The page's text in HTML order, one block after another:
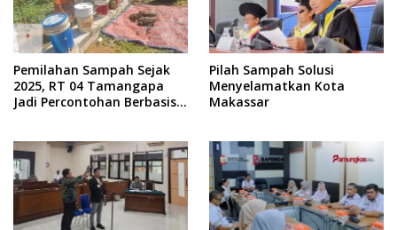
Pemilahan Sampah Sejak
2025, RT 04 Tamangapa
Jadi Percontohan Berbasis
Pilah Sampah Solusi
Menyelamatkan Kota
Makassar